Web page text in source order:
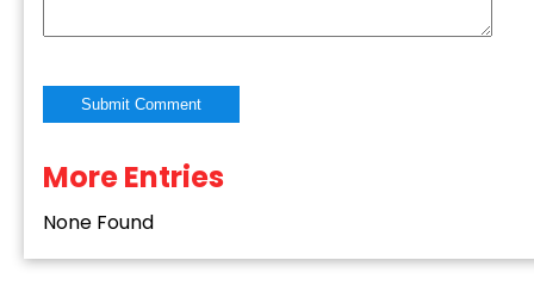
Alternative:
More Entries
None Found